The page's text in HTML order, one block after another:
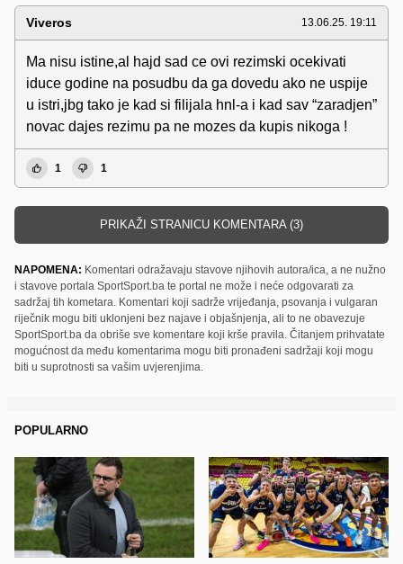
Viveros 13.06.25. 19:11
Ma nisu istine,al hajd sad ce ovi rezimski ocekivati
iduce godine na posudbu da ga dovedu ako ne uspije
u istri,jbg tako je kad si filijala hnl-a i kad sav “zaradjen”
novac dajes rezimu pa ne mozes da kupis nikoga !
1 1
PRIKAŽI STRANICU KOMENTARA (3)
NAPOMENA: Komentari odražavaju stavove njihovih autora/ica, a ne nužno
i stavove portala SportSport.ba te portal ne može i neće odgovarati za
sadržaj tih kometara. Komentari koji sadrže vrijeđanja, psovanja i vulgaran
riječnik mogu biti uklonjeni bez najave i objašnjenja, ali to ne obavezuje
SportSport.ba da obriše sve komentare koji krše pravila. Čitanjem prihvatate
mogućnost da među komentarima mogu biti pronađeni sadržaji koji mogu
biti u suprotnosti sa vašim uvjerenjima.
POPULARNO